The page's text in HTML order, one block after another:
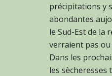
précipitations y
abondantes
le Sud-Est de la
verraient pas ou
Dans les
les sècheresses